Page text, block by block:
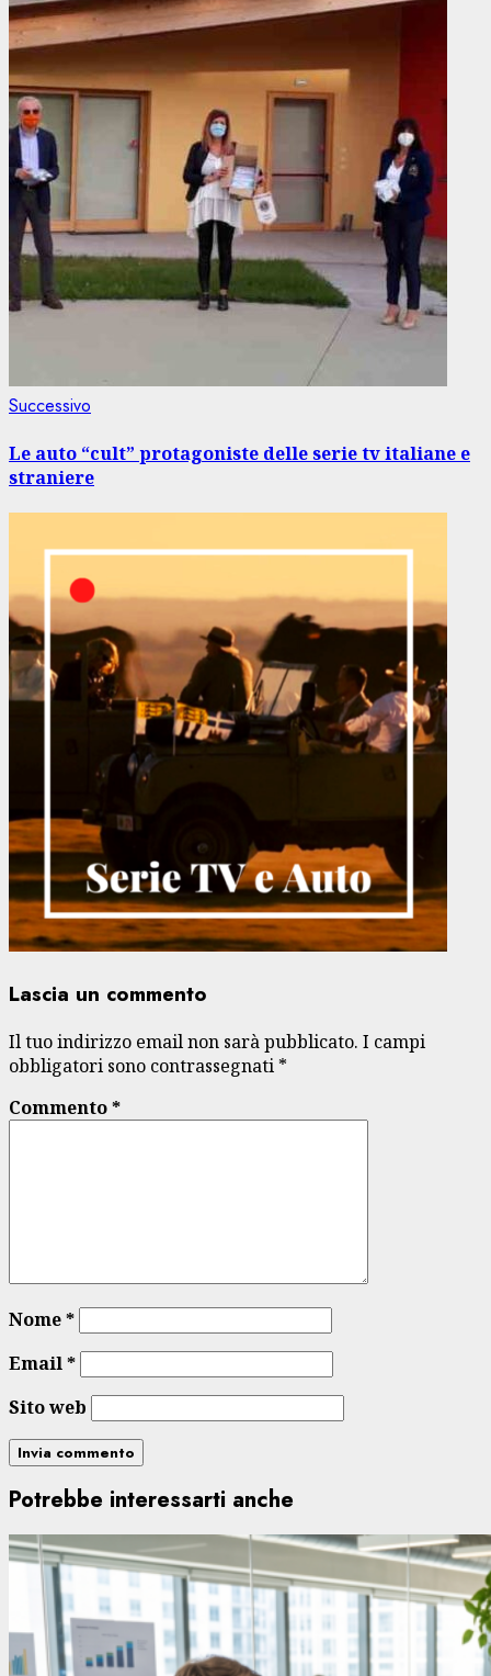
Successivo
Le auto “cult” protagoniste delle serie tv italiane e
straniere
Lascia un commento
Il tuo indirizzo email non sarà pubblicato. I campi
obbligatori sono contrassegnati *
Commento*
Nome*
Email*
Sito web
Potrebbe interessarti anche